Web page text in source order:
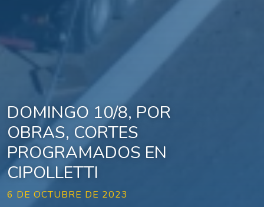
DOMINGO 10/8, POR
OBRAS, CORTES
PROGRAMADOS EN
CIPOLLETTI
6 DE OCTUBRE DE 2023